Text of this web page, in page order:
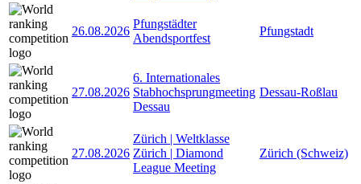
26.08.2026
Pfungstädter
Abendsportfest
Pfungstadt
27.08.2026
6. Internationales
Stabhochsprungmeeting
Dessau
Dessau-Roßlau
27.08.2026
Zürich | Weltklasse
Zürich | Diamond
League Meeting
Zürich (Schweiz)